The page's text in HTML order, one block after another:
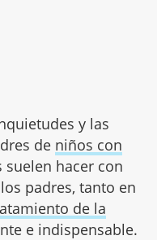
y las
de niños con
suelen hacer con
padres, tanto en
de la
e indispensable.